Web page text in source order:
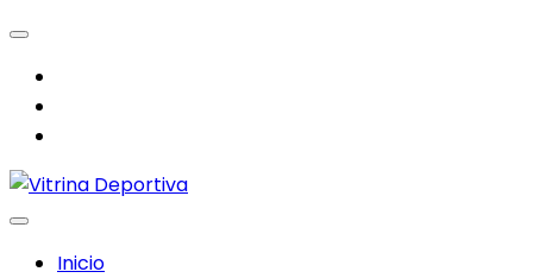
Inicio